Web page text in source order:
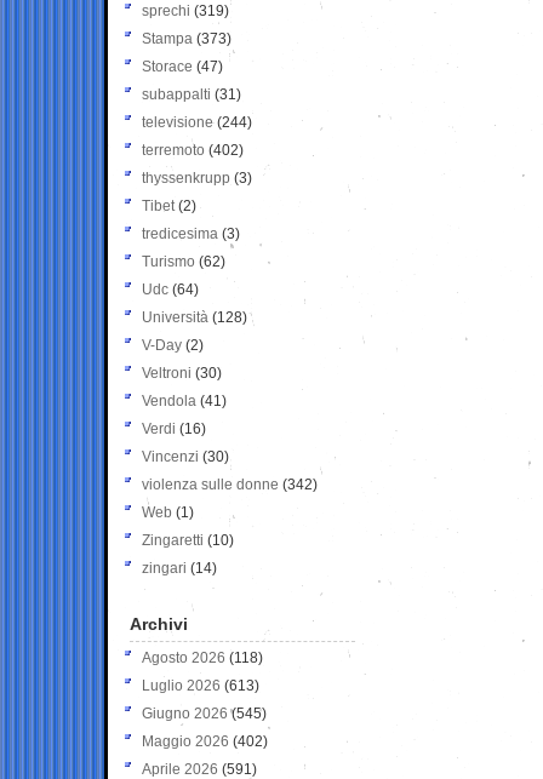
sprechi (319)
Stampa (373)
Storace (47)
subappalti (31)
televisione(244)
terremoto (402)
thyssenkrupp (3)
Tibet(2)
tredicesima (3)
Turismo (62)
Udc (64)
Università (128)
V-Day (2)
Veltroni (30)
Vendola (41)
Verdi (16)
Vincenzi (30)
violenza sulle donne (342)
Web (1)
Zingaretti (10)
zingari (14)
Archivi
Agosto 2026 (118)
Luglio 2026 (613)
Giugno 2026 (545)
Maggio 2026 (402)
Aprile 2026 (591)